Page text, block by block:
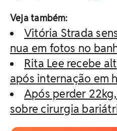
Veja também:
Vitória Strada
nua em fotos no
Rita Lee recebe
após internação em
Após perder
sobre cirurgia